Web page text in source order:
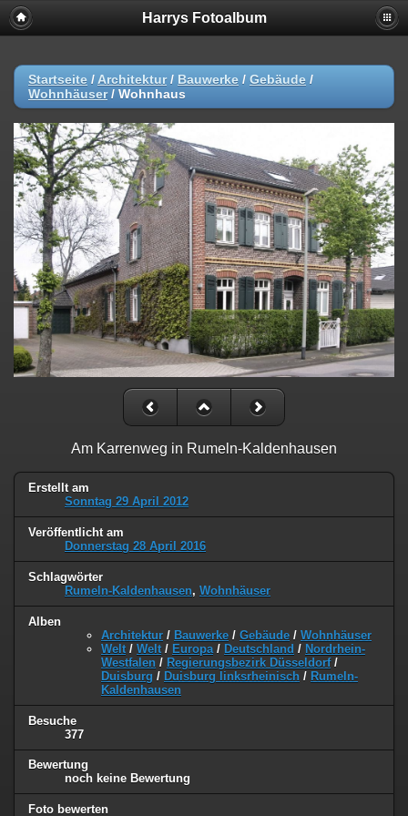
Harrys Fotoalbum
Startseite / Architektur/ Bauwerke / Gebäude /
Wohnhäuser/ Wohnhaus
Am Karrenweg in Rumeln-Kaldenhausen
Erstellt am
Sonntag 29 April 2012
Veröffentlicht am
Donnerstag 28 April 2016
Schlagwörter
Rumeln-Kaldenhausen, Wohnhäuser
Alben
Architektur / Bauwerke / Gebäude / Wohnhäuser
Welt / Welt / Europa / Deutschland / Nordrhein-
Westfalen / Regierungsbezirk Düsseldorf/
Duisburg / Duisburg linksrheinisch / Rumeln-
Kaldenhausen
Besuche
377
Bewertung
noch keine Bewertung
Foto bewerten